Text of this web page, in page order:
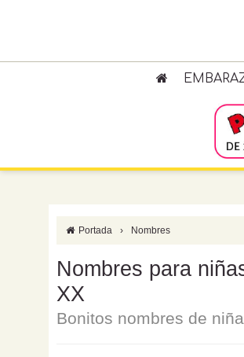
Portada › Nombres
Nombres para
XX
Bonitos nombres de